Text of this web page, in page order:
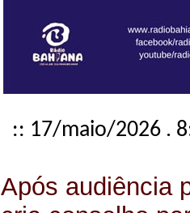
:: 17/maio/2026 .
Após audiência